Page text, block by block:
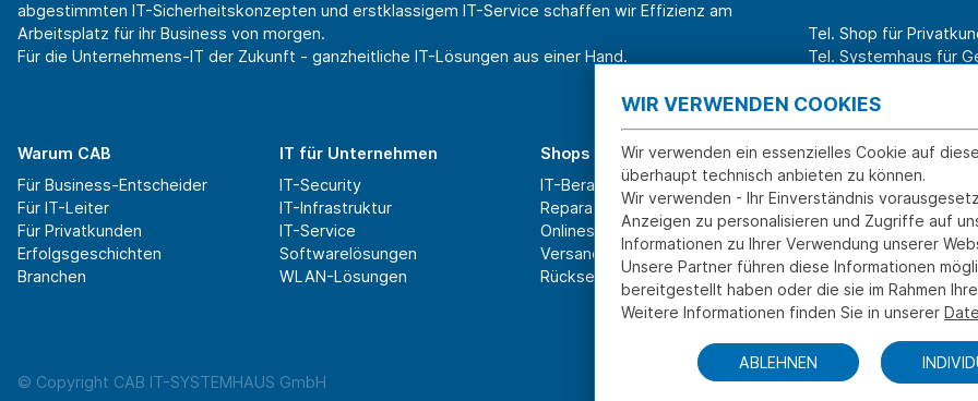
abgestimmten IT-Sicherheitskonzepten und erstklassigem IT-Service schaffen wir Effizienz am
Arbeitsplatz für ihr Business von morgen.
Für die Unternehmens-IT der Zukunft - ganzheitliche IT-Lösungen aus einer Hand.
Tel. Shop für
Tel. Systemhaus für
Warum CAB
Für Business-Entscheider
Für IT-Leiter
Für Privatkunden
Erfolgsgeschichten
Branchen
IT für Unternehmen
IT-Security
IT-Infrastruktur
IT-Service
Softwarelösungen
WLAN-Lösungen
Shops
IT-Beratung und Service
Reparatur
Onlineshop
Versand- und Zahlarten
Rücksendung und Widerruf
Über CAB
Karriere
Sponsoring
Partner
News
© Copyright CAB IT-SYSTEMHAUS GmbH
WIR VERWENDEN COOKIES
Wir verwenden ein essenzielles Cookie auf
überhaupt technisch anbieten zu können.
Wir verwenden - Ihr Einverständnis
Anzeigen zu personalisieren und Zugriffe auf
Informationen zu Ihrer Verwendung unserer
Unsere Partner führen diese Informationen
bereitgestellt haben oder die sie im Rahmen
Weitere Informationen finden Sie in unserer
ABLEHNEN